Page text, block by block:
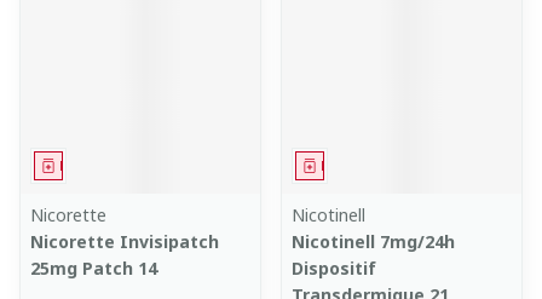
Médicament
Nicorette
Nicorette Invisipatch
25mg Patch 14
Médicament
Nicotinell
Nicotinell 7mg/24h
Dispositif